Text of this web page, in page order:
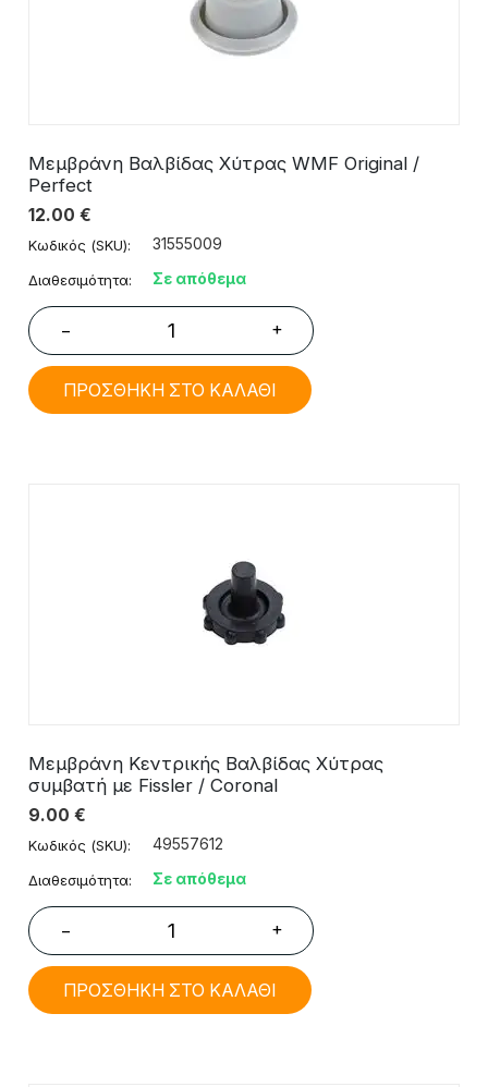
Μεμβράνη Βαλβίδας Χύτρας WMF Original /
Perfect
12.00 €
Κωδικός (SKU): 31555009
Διαθεσιμότητα: Σε απόθεμα
− +
ΠΡΟΣΘΗΚΗ ΣΤΟ ΚΑΛΑΘΙ
Μεμβράνη Κεντρικής Βαλβίδας Χύτρας
συμβατή με Fissler / Coronal
9.00 €
Κωδικός (SKU): 49557612
Διαθεσιμότητα: Σε απόθεμα
− +
ΠΡΟΣΘΗΚΗ ΣΤΟ ΚΑΛΑΘΙ